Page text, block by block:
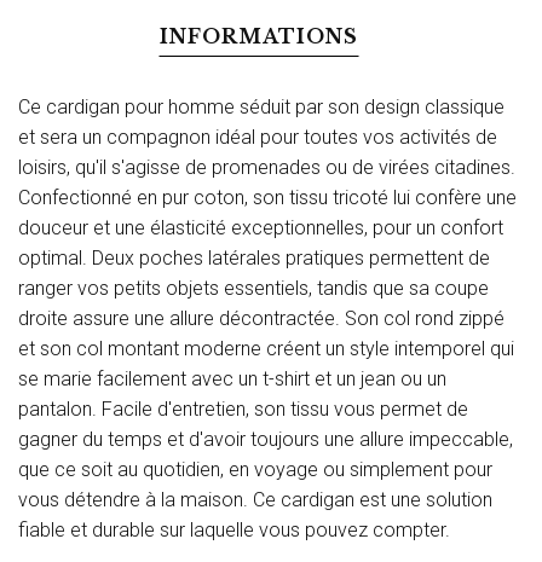
INFORMATIONS
Ce cardigan pour homme séduit par son design classique
et sera un compagnon idéal pour toutes vos activités de
loisirs, qu'il s'agisse de promenades ou de virées citadines.
Confectionné en pur coton, son tissu tricoté lui confère une
douceur et une élasticité exceptionnelles, pour un confort
optimal. Deux poches latérales pratiques permettent de
ranger vos petits objets essentiels, tandis que sa coupe
droite assure une allure décontractée. Son col rond zippé
et son col montant moderne créent un style intemporel qui
se marie facilement avec un t-shirt et un jean ou un
pantalon. Facile d'entretien, son tissu vous permet de
gagner du temps et d'avoir toujours une allure impeccable,
que ce soit au quotidien, en voyage ou simplement pour
vous détendre à la maison. Ce cardigan est une solution
fiable et durable sur laquelle vous pouvez compter.